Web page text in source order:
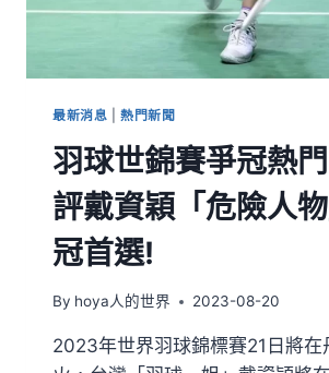
最新消息 |熱門新聞
羽球世錦賽爭冠熱
評戴資穎「危險人
冠首選!
By hoya人的世界 2023-08-20
2023年世界羽球錦標賽21日將在